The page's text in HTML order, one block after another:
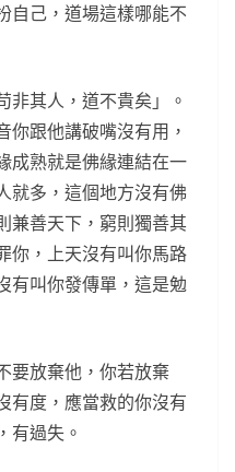
自己，道場這樣哪能不
非其人，道不貴矣」。
你跟他講破嘴沒有用，
成熟就是佛緣連結在一
就多，這個地方沒有佛
兼善天下，窮則獨善其
你，上天沒有叫你馬路
有叫你發傳單，這是勉
要放棄他，你若放棄
有度，應當救的你沒有
有過失。